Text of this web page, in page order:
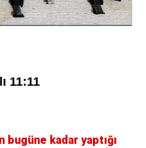
11:11
bugüne kadar yaptığı